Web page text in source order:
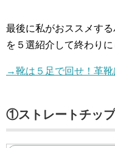
最後に私がおススメす
を５選紹介して終わりに
→靴は５足で回せ！革靴
①ストレートチップ